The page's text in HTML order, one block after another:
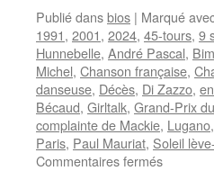
Publié dansbios | Marqué
1991, 2001, 2024, 45-tours, 9
Hunnebelle, André Pascal,
Michel, Chanson française,
danseuse, Décès, Di Zazzo,
Bécaud, Girltalk, Grand-Prix
complainte de Mackie, Lugano,
Paris, Paul Mauriat, Soleil
Commentaires ferméssur